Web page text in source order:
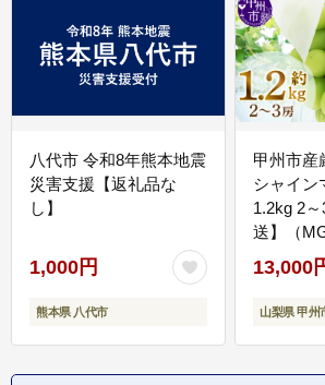
八代市 令和8年熊本地震
災害支援【返礼品な
し】
1,000円
熊本県 八代市
甲州市産
シャイン
1.2kg 2
送】（
13,000
山梨県 甲州